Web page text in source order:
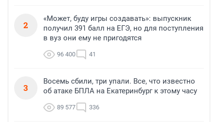
2
«Может, буду игры создавать»: выпускник
получил 391 балл на ЕГЭ, но для поступления
в вуз они ему не пригодятся
96 400 41
3
Восемь сбили, три упали. Все, что известно
об атаке БПЛА на Екатеринбург к этому часу
89 577 336